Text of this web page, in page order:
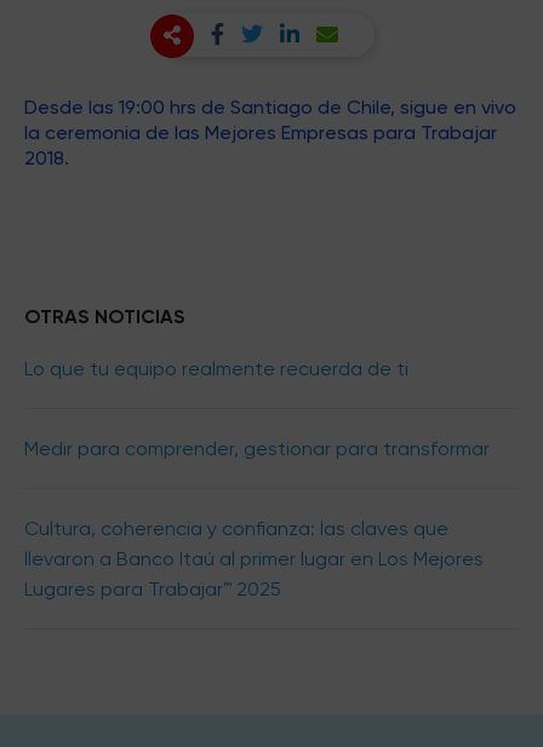
Desde las 19:00 hrs de Santiago de Chile, sigue en vivo
la ceremonia de las Mejores Empresas para Trabajar
2018.
OTRAS NOTICIAS
Lo que tu equipo realmente recuerda de ti
Medir para comprender, gestionar para transformar
Cultura, coherencia y confianza: las claves que
llevaron a Banco Itaú al primer lugar en Los Mejores
Lugares para Trabajar™ 2025